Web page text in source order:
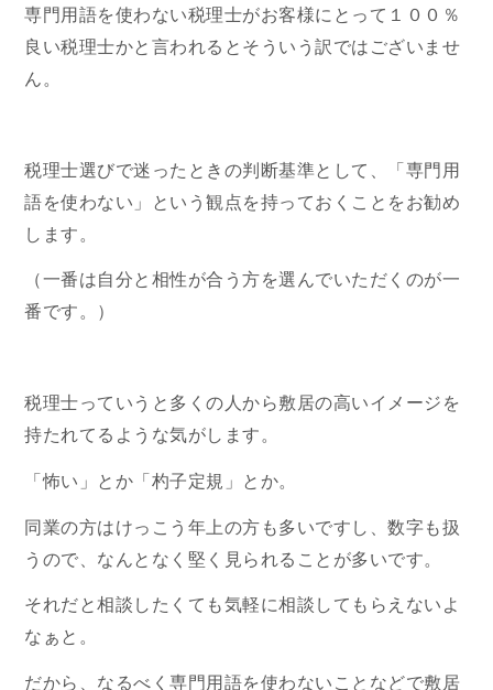
専門用語を使わない税理士がお客様にとって１００％
良い税理士かと言われるとそういう訳ではございませ
ん。
税理士選びで迷ったときの判断基準として、「専門用
語を使わない」という観点を持っておくことをお勧め
します。
（一番は自分と相性が合う方を選んでいただくのが一
番です。）
税理士っていうと多くの人から敷居の高いイメージを
持たれてるような気がします。
「怖い」とか「杓子定規」とか。
同業の方はけっこう年上の方も多いですし、数字も扱
うので、なんとなく堅く見られることが多いです。
それだと相談したくても気軽に相談してもらえないよ
なぁと。
だから、なるべく専門用語を使わないことなどで敷居